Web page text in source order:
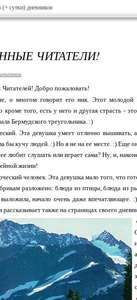
(+ сутки) дневников
ЧИТАТЕЛИ!
Добро пожаловать!
о многом говорит его ник. Этот
кроме того, есть у него и другая страсть -
Бермудского треугольника. :)
Эта девушка умеет отлично
бы кучу людей. :) Но я не на ее месте. :) Еще
любит слушать или играет сама? Ну, и,
жизни!
человек. Эта девушка мало того, что
разложено: блюда из птицы, блюда из
начало очень даже
также на страницах своего